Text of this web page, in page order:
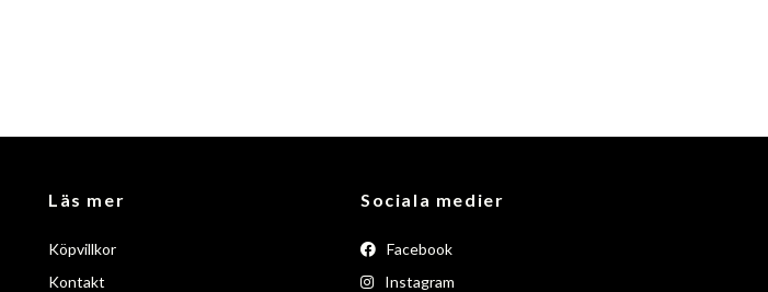
Läs mer
Köpvillkor
Kontakt
Sociala medier
Facebook
Instagram